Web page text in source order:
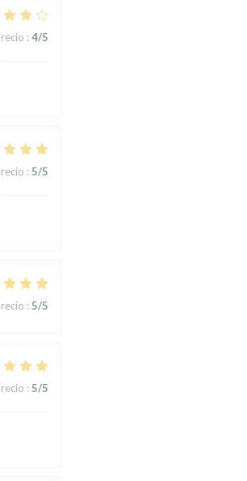
: 4/5
: 5/5
: 5/5
: 5/5